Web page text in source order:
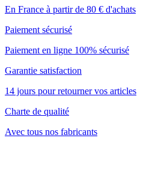
En France à partir de 80 € d'achats
Paiement sécurisé
Paiement en ligne 100% sécurisé
Garantie satisfaction
14 jours pour retourner vos articles
Charte de qualité
Avec tous nos fabricants